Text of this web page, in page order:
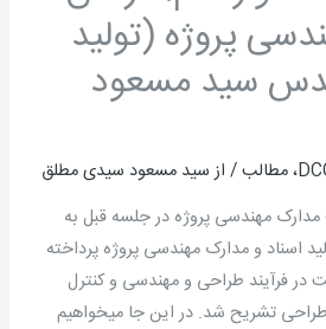
پروژه (تولید
سید مسعود
،مطالب/ ازسید مسعود سیدی مطلق
مهندسی پروژه در جلسه قبل به
اسناد و مدارک مهندسی پروژه پرداخته
فرآیند طراحی و مهندسی و کنترل
تشریح شد. در این جا می­خواهیم